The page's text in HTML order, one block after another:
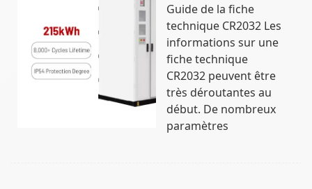
Guide de la fiche
technique CR2032 Les
informations sur une
fiche technique
CR2032 peuvent être
très déroutantes au
début. De nombreux
paramètres